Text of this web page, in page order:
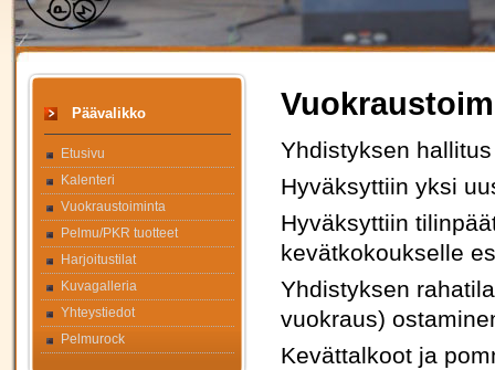
Päävalikko
Etusivu
Kalenteri
Vuokraustoiminta
Pelmu/PKR tuotteet
Harjoitustilat
Kuvagalleria
Yhteystiedot
Pelmurock
Yhdistyksen
Hyväksyttiin yksi
Hyväksyttiin
kevätkokoukselle
Yhdistyksen
vuokraus)
Kevättalkoot ja